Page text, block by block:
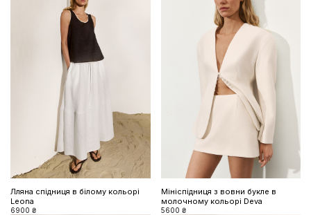
Лляна спідниця в білому кольорі
Leona
6900 ₴
Мініспідниця з вовни букле в
молочному кольорі Deva
5600 ₴